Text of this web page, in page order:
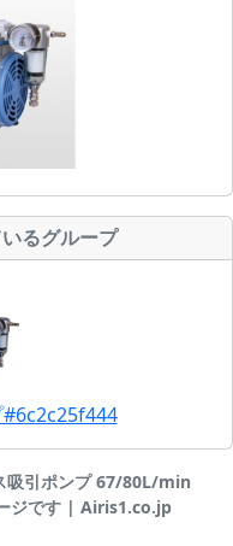
るグループ
吸引ポンプ 67/80L/min
ジです | Airis1.co.jp